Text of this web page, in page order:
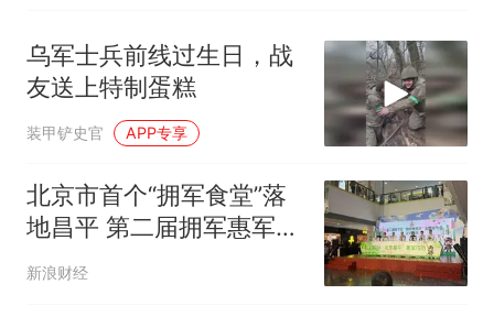
乌军士兵前线过生日，战
友送上特制蛋糕
装甲铲史官 APP专享
北京市首个“拥军食堂”落
地昌平 第二届拥军惠军月
再升级
新浪财经